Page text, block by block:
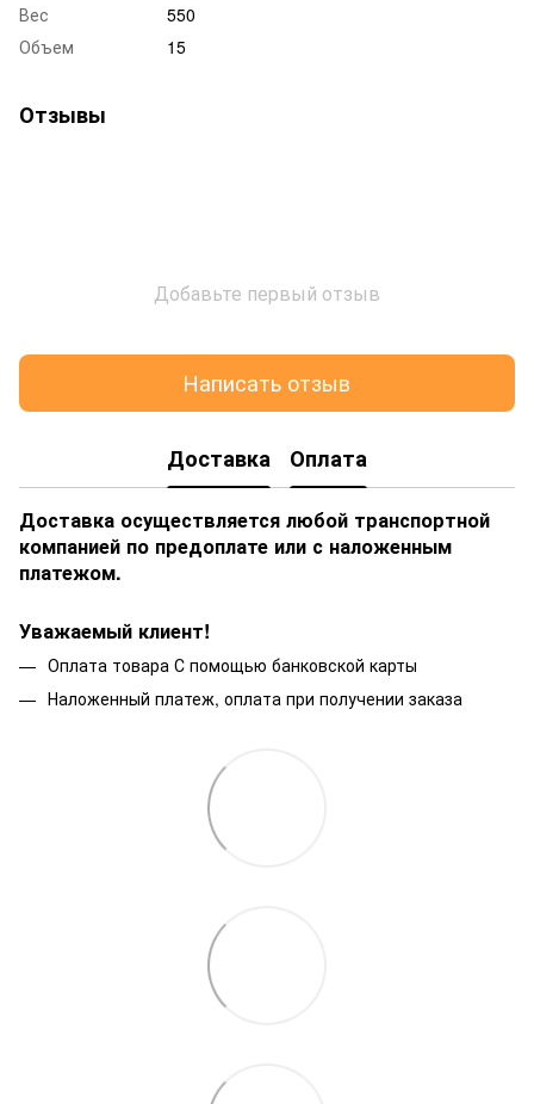
Вес
550
Объем
15
Отзывы
Добавьте первый отзыв
Написать отзыв
Доставка Оплата
Доставка осуществляется любой транспортной
компанией по предоплате или с наложенным
платежом.
Уважаемый клиент!
Оплата товара С помощью банковской карты
Наложенный платеж, оплата при получении заказа